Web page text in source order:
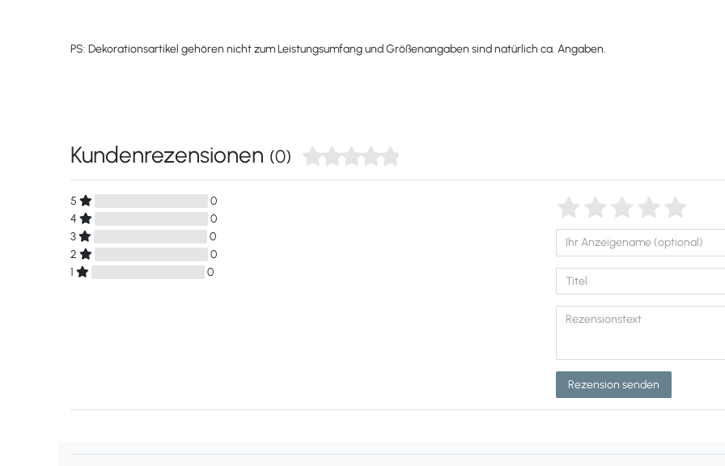
PS: Dekorationsartikel gehören nicht zum Leistungsumfang und Größenangaben sind natürlich ca. Angaben.
Kundenrezensionen (0)
5
0
4
0
3
0
2
0
1
0
Rezension senden